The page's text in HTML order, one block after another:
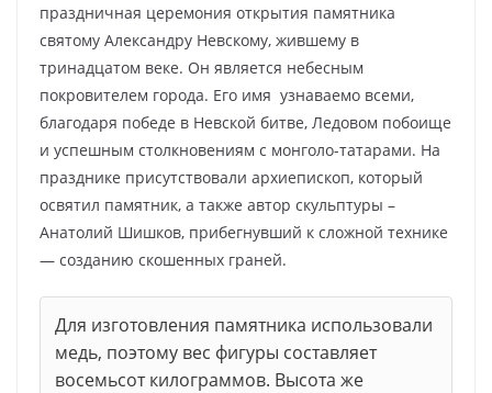
праздничная церемония открытия памятника
святому Александру Невскому, жившему в
тринадцатом веке. Он является небесным
покровителем города. Его имя узнаваемо всеми,
благодаря победе в Невской битве, Ледовом побоище
и успешным столкновениям с монголо-татарами. На
празднике присутствовали архиепископ, который
освятил памятник, а также автор скульптуры –
Анатолий Шишков, прибегнувший к сложной технике
— созданию скошенных граней.
Для изготовления памятника использовали
медь, поэтому вес фигуры составляет
восемьсот килограммов. Высота же